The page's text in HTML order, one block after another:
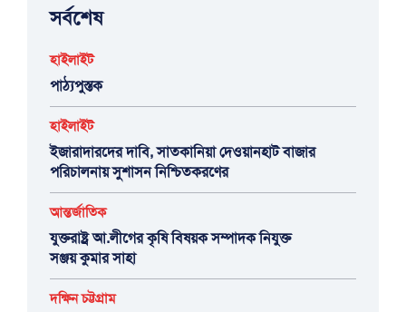
সর্বশেষ
হাইলাইট
পাঠ্যপুস্তক
হাইলাইট
ইজারাদারদের দাবি, সাতকানিয়া দেওয়ানহাট বাজার
পরিচালনায় সুশাসন নিশ্চিতকরণের
আন্তর্জাতিক
যুক্তরাষ্ট্র আ.লীগের কৃষি বিষয়ক সম্পাদক নিযুক্ত
সঞ্জয় কুমার সাহা
দক্ষিন চট্টগ্রাম